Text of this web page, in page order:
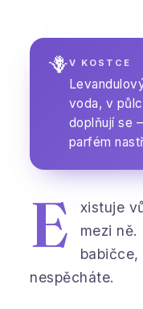
🪻V KOSTCE
voda, v
doplňují se
parfém
E
xistuje
mezi
nespěcháte.